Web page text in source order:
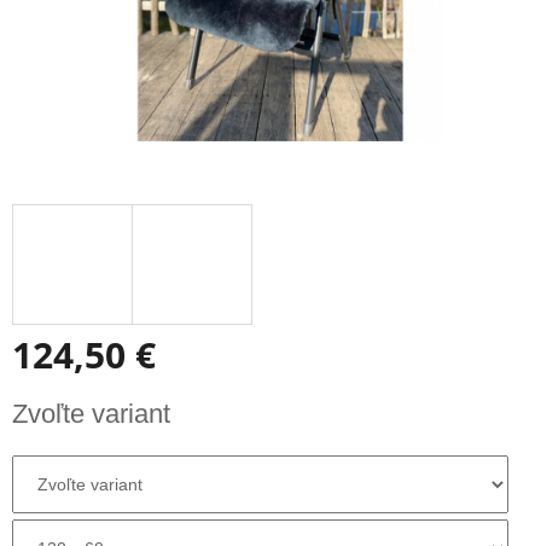
124,50 €
cena:
Zvoľte variant